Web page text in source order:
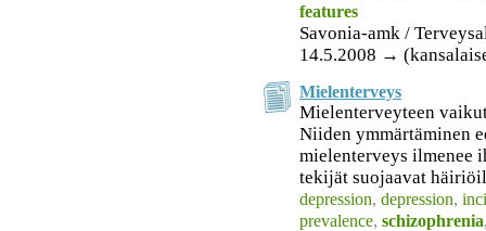
features
Savonia-amk /
14.5.2008 →
Mielenterveys
Mielenterveyteen
Niiden ymmärtäminen
mielenterveys ilmenee
tekijät suojaavat
depression, depression,
prevalence, schizophrenia